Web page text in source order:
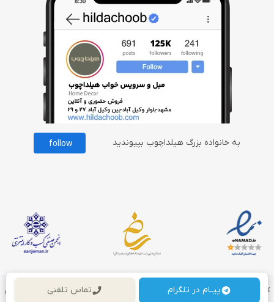
به خانواده بزرگ هیلداچوب بپیوندید follow
کلیه حقوق مادی و معنوی برای این سایت محفوظ می باشد و هرگونه کپی برداری شامل
پیگرد قانونی می باشد.
پیــام در تلگرام تماس تلفنی